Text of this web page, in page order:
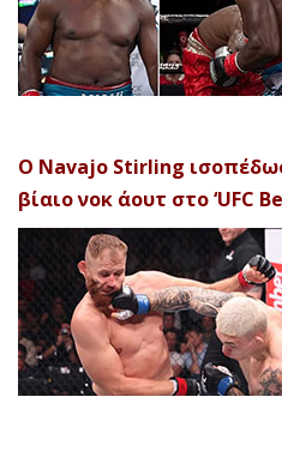
Ο Navajo Stirling
βίαιο νοκ άουτ στο ‘UFC